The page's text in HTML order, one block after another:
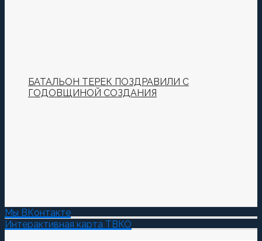
БАТАЛЬОН ТЕРЕК ПОЗДРАВИЛИ С
ГОДОВЩИНОЙ СОЗДАНИЯ
Мы ВКонтакте
Интерактивная карта ТВКО